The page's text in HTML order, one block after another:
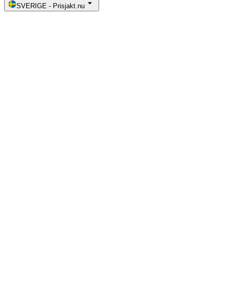
SVERIGE - Prisjakt.nu